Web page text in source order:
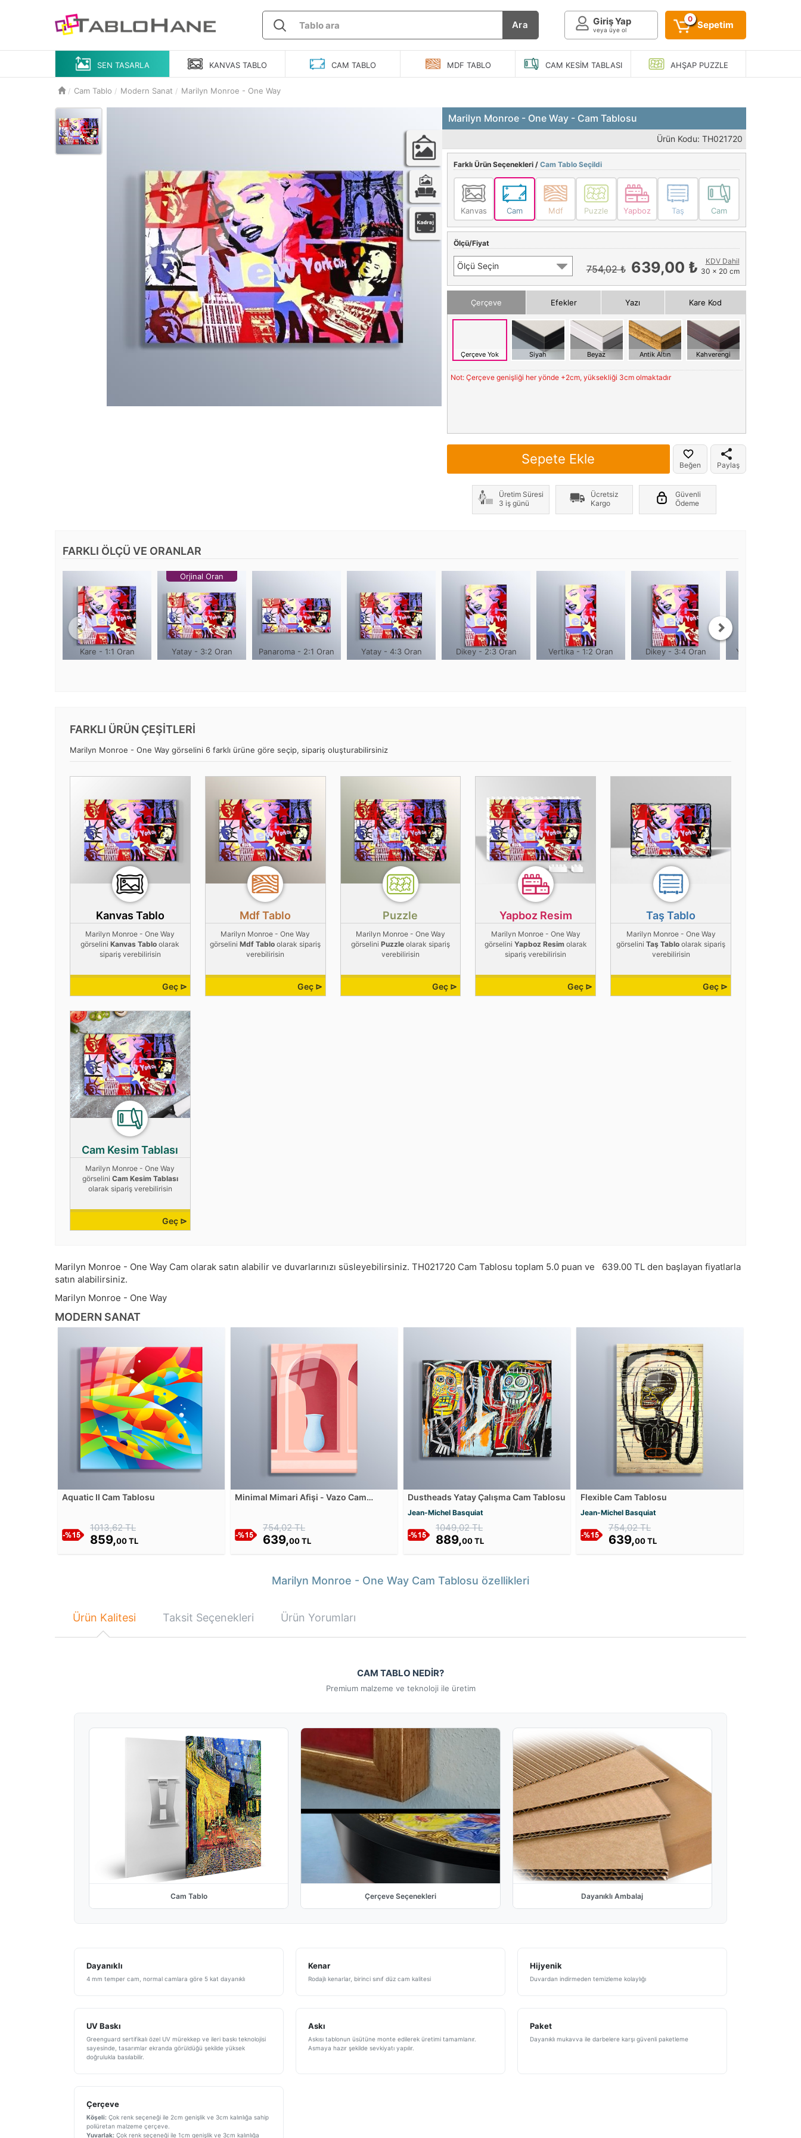
Ara Giriş Yap
veya üye ol
0
Sepetim
SEN TASARLA KANVAS TABLO CAM TABLO MDF TABLO CAM KESIM TABLASI AHŞAPPUZZLE
Cam Tablo Modern Sanat Marilyn Monroe - One Way
Marilyn Monroe - One Way - Cam Tablosu
Ürün Kodu: TH021720
Farklı Ürün Seçenekleri / Cam Tablo Seçildi
Kanvas Cam Mdf Puzzle Yapboz Taş Cam
Ölçü/Fiyat
Ölçü Seçin 754,02 ₺ 639,00 ₺
KDV Dahil
30 x 20 cm
Çerçeve Efekler Yazı Kare Kod
Çerçeve Yok Siyah Beyaz Antik Altın Kahverengi
Not: Çerçeve genişliği her yönde +2cm, yüksekliği 3cm olmaktadır
Sepete Ekle Beğen Paylaş
Üretim Süresi
3 iş günü
Ücretsiz
Kargo
Güvenli
Ödeme
FARKLI ÖLÇÜ VE ORANLAR
Kare - 1:1 Oran
Orjinal Oran
Yatay - 3:2 Oran Panaroma - 2:1 Oran Yatay - 4:3 Oran Dikey - 2:3 Oran Vertika - 1:2 Oran Dikey - 3:4 Oran Yuvarlak - 1:1
FARKLI ÜRÜN ÇEŞİTLERİ
Marilyn Monroe - One Way görselini 6 farklı ürüne göre seçip, sipariş oluşturabilirsiniz
Kanvas Tablo
Marilyn Monroe - One Way
görseliniKanvas Tablo olarak
sipariş verebilirisin
Geç ⊳
Mdf Tablo
Marilyn Monroe - One Way
görseliniMdf Tablo olarak sipariş
verebilirisin
Geç ⊳
Puzzle
Marilyn Monroe - One Way
görselini Puzzleolarak sipariş
verebilirisin
Geç ⊳
Yapboz Resim
Marilyn Monroe - One Way
görselini Yapboz Resimolarak
sipariş verebilirisin
Geç ⊳
Taş Tablo
Marilyn Monroe - One Way
görseliniTaş Tablo olarak sipariş
verebilirisin
Geç ⊳
Cam Kesim Tablası
Marilyn Monroe - One Way
görselini Cam Kesim Tablası
olarak sipariş verebilirisin
Geç ⊳
Marilyn Monroe - One Way Cam olarak satın alabilir ve duvarlarınızı süsleyebilirsiniz. TH021720 Cam Tablosu toplam 5.0 puan ve 639.00 TL den başlayan fiyatlarla
satın alabilirsiniz.
Marilyn Monroe - One Way
MODERN SANAT
Aquatic II Cam Tablosu
1013,62 TL
859,00 TL
Minimal Mimari Afişi - Vazo Cam
754,02 TL
639,00 TL
Dustheads Yatay Çalışma Cam Tablosu
Jean-Michel Basquiat
1049,02 TL
889,00 TL
Flexible Cam Tablosu
Jean-Michel Basquiat
754,02 TL
639,00 TL
Marilyn Monroe - One Way Cam Tablosu özellikleri
Ürün Kalitesi Taksit Seçenekleri Ürün Yorumları
CAM TABLO NEDİR?
Premium malzeme ve teknoloji ile üretim
Cam Tablo Çerçeve Seçenekleri Dayanıklı Ambalaj
Dayanıklı
4 mm temper cam, normal camlara göre 5 kat dayanıklı
Kenar
Rodajlı kenarlar, birinci sınıf düz cam kalitesi
Hijyenik
Duvardan indirmeden temizleme kolaylığı
UV Baskı
Greenguard sertifikalı özel UV mürekkep ve ileri baskı teknolojisi
sayesinde, tasarımlar ekranda görüldüğü şekilde yüksek
doğrulukla basılabilir.
Askı
Askısı tablonun üsütüne monte edilerek üretimi tamamlanır.
Asmaya hazır şekilde sevkiyatı yapılır.
Paket
Dayanıklı mukavva ile darbelere karşı güvenli paketleme
Çerçeve
Köşeli: Çok renk seçeneği ile 2cm genişlik ve 3cm kalınlığa sahip
poliüretan malzeme çerçeve.
Yuvarlak: Çok renk seçeneği ile 1cm genişlik ve 3cm kalınlığa